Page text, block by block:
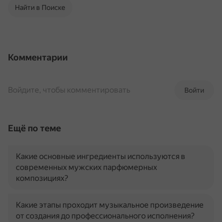
Найти в Поиске
Комментарии
Войти
Войдите, чтобы комментировать
Ещё по теме
Какие основные ингредиенты используются в
современных мужских парфюмерных
композициях?
Какие этапы проходит музыкальное произведение
от создания до профессионального исполнения?